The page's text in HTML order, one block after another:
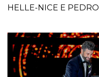
HELLE-NICE E PEDRO